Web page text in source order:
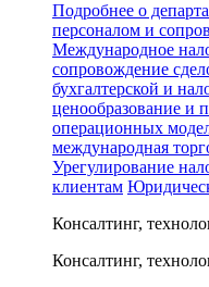
Подробнее о
персоналом и
Международное
сопровождение
бухгалтерской и
ценообразование и
операционных
международная
Урегулирование
клиентам
Консалтинг,
Консалтинг,